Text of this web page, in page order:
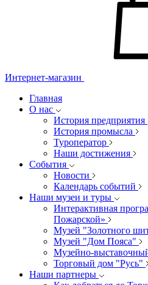
Интернет-магазин
Главная
О нас
История предприятия
История промысла
Туроператор
Наши достижения
События
Новости
Календарь событий
Наши музеи и туры
Интерактивная
Пожарской»
Музей "Золотного
Музей "Дом Пояса"
Музейно-выставочный
Торговый дом "Русь"
Наши партнеры